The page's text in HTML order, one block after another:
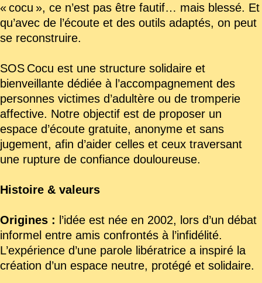
« cocu », ce n’est pas être fautif… mais blessé. Et
qu’avec de l’écoute et des outils adaptés, on peut
se reconstruire.
SOS Cocu est une structure solidaire et
bienveillante dédiée à l’accompagnement des
personnes victimes d’adultère ou de tromperie
affective. Notre objectif est de proposer un
espace d’écoute gratuite, anonyme et sans
jugement, afin d’aider celles et ceux traversant
une rupture de confiance douloureuse.
Histoire & valeurs
Origines : l’idée est née en 2002, lors d’un débat
informel entre amis confrontés à l’infidélité.
L’expérience d’une parole libératrice a inspiré la
création d’un espace neutre, protégé et solidaire.